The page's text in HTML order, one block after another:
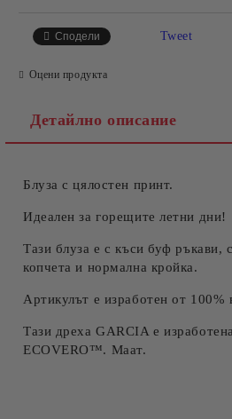
Сподели Tweet
Оцени продукта
Детайлно описание
Блуза с цялостен принт.
Идеален за горещите летни дни!
Тази блуза е с къси буф ръкави,
копчета и нормална кройка.
Артикулът е изработен от 100%
Тази дреха GARCIA е
ECOVERO™. Маат.